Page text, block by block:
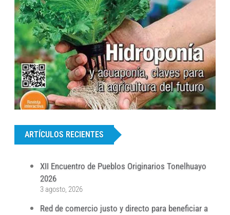
ARTÍCULOS RECIENTES
XII Encuentro de Pueblos Originarios Tonelhuayo
2026
3 agosto, 2026
Red de comercio justo y directo para beneficiar a